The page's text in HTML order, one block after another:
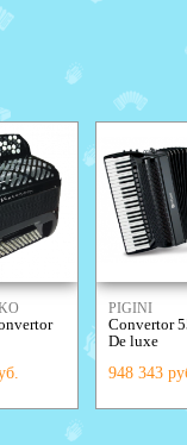
PIGINI
Convertor
De luxe
948 343